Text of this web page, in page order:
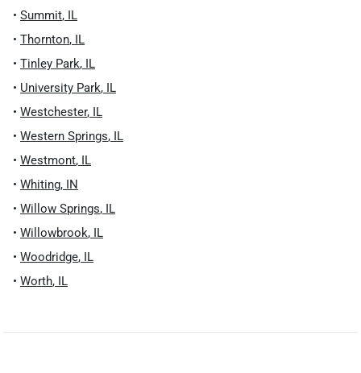
• Summit, IL
• Thornton, IL
• Tinley Park, IL
• University Park, IL
• Westchester, IL
• Western Springs, IL
• Westmont, IL
• Whiting, IN
• Willow Springs, IL
• Willowbrook, IL
• Woodridge, IL
• Worth, IL